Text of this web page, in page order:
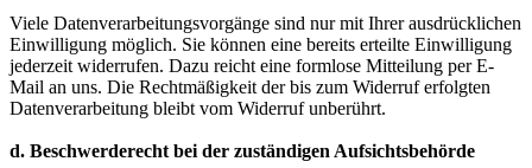
Viele Datenverarbeitungsvorgänge sind nur mit Ihrer ausdrücklichen
Einwilligung möglich. Sie können eine bereits erteilte Einwilligung
jederzeit widerrufen. Dazu reicht eine formlose Mitteilung per E-
Mail an uns. Die Rechtmäßigkeit der bis zum Widerruf erfolgten
Datenverarbeitung bleibt vom Widerruf unberührt.
d. Beschwerderecht bei der zuständigen Aufsichtsbehörde